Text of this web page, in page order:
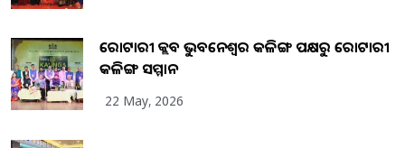
ରୋଟାରୀ କ୍ଲବ ଭୁବନେଶ୍ୱର କଳିଙ୍ଗ ପକ୍ଷରୁ ରୋଟାରୀ
କଳିଙ୍ଗ ସମ୍ମାନ
22 May, 2026